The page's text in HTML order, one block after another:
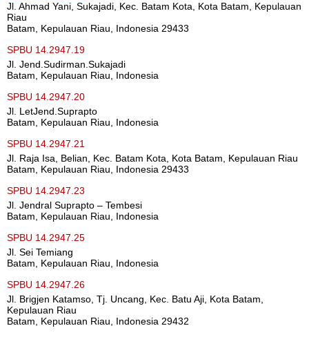
Jl. Ahmad Yani, Sukajadi, Kec. Batam Kota, Kota Batam, Kepulauan
Riau
Batam, Kepulauan Riau, Indonesia 29433
SPBU 14.2947.19
Jl. Jend.Sudirman.Sukajadi
Batam, Kepulauan Riau, Indonesia
SPBU 14.2947.20
Jl. LetJend.Suprapto
Batam, Kepulauan Riau, Indonesia
SPBU 14.2947.21
Jl. Raja Isa, Belian, Kec. Batam Kota, Kota Batam, Kepulauan Riau
Batam, Kepulauan Riau, Indonesia 29433
SPBU 14.2947.23
Jl. Jendral Suprapto – Tembesi
Batam, Kepulauan Riau, Indonesia
SPBU 14.2947.25
Jl. Sei Temiang
Batam, Kepulauan Riau, Indonesia
SPBU 14.2947.26
Jl. Brigjen Katamso, Tj. Uncang, Kec. Batu Aji, Kota Batam,
Kepulauan Riau
Batam, Kepulauan Riau, Indonesia 29432